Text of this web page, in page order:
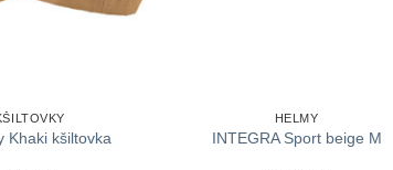
Khaki kšiltovka
HELMY
INTEGRA Sport beige M